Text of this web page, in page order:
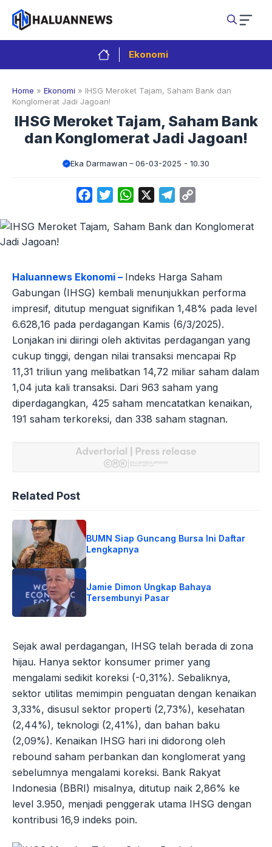
Langsung
isi
Ekonomi
Home » Ekonomi » IHSG Meroket Tajam, Saham Bank dan
Konglomerat Jadi Jagoan!
IHSG Meroket Tajam, Saham Bank
dan Konglomerat Jadi Jagoan!
Eka Darmawan 06-03-2025 - 10.30
FacebookTwitterWhatsApp Telegram
Haluannews Ekonomi – Indeks Harga Saham
Gabungan (IHSG) kembali menunjukkan performa
impresif, ditutup menguat signifikan 1,48% pada level
6.628,16 pada perdagangan Kamis (6/3/2025).
Lonjakan ini diiringi oleh aktivitas perdagangan yang
cukup tinggi, dengan nilai transaksi mencapai Rp
11,31 triliun yang melibatkan 14,72 miliar saham dalam
1,04 juta kali transaksi. Dari 963 saham yang
diperdagangkan, 425 saham mencatatkan kenaikan,
191 saham terkoreksi, dan 338 saham stagnan.
Related Post
BUMN Siap Guncang Bursa Ini Daftar
Lengkapnya
Jamie Dimon Ungkap Bahaya
Tersembunyi Pasar
Sejak awal perdagangan, IHSG telah berada di zona
hijau. Hanya sektor konsumer primer yang
mengalami sedikit koreksi (-0,31%). Sebaliknya,
sektor utilitas memimpin penguatan dengan kenaikan
3,33%, disusul sektor properti (2,73%), kesehatan
(2,44%), teknologi (2,41%), dan bahan baku
(2,09%). Kenaikan IHSG hari ini didorong oleh
rebound saham perbankan dan konglomerat yang
sebelumnya mengalami koreksi. Bank Rakyat
Indonesia (BBRI) misalnya, ditutup naik 2,86% ke
level 3.950, menjadi penggerak utama IHSG dengan
kontribusi 16,9 indeks poin.